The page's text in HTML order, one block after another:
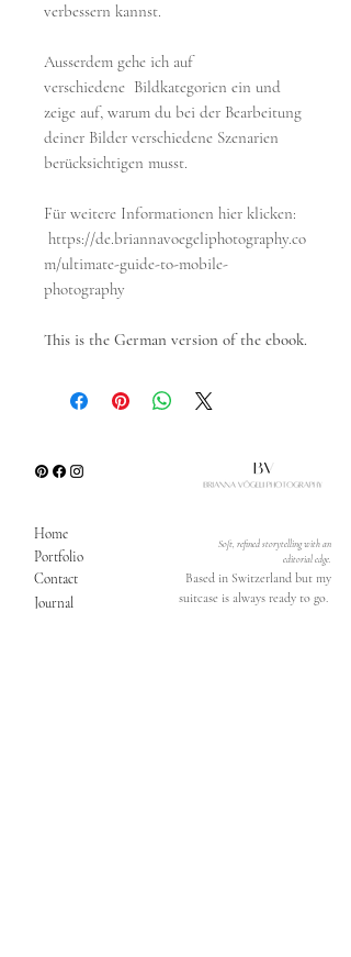
verbessern kannst.
Ausserdem gehe ich auf
verschiedene Bildkategorien ein und
zeige auf, warum du bei der Bearbeitung
deiner Bilder verschiedene Szenarien
berücksichtigen musst.
Für weitere Informationen hier klicken:
https://de.briannavoegeliphotography.co
m/ultimate-guide-to-mobile-
photography
This is the German version of the ebook.
Home
Portfolio
Soft, refined storytelling with an
editorial edge.
Contact
Journal
Based in Switzerland but my
suitcase is always ready to go.